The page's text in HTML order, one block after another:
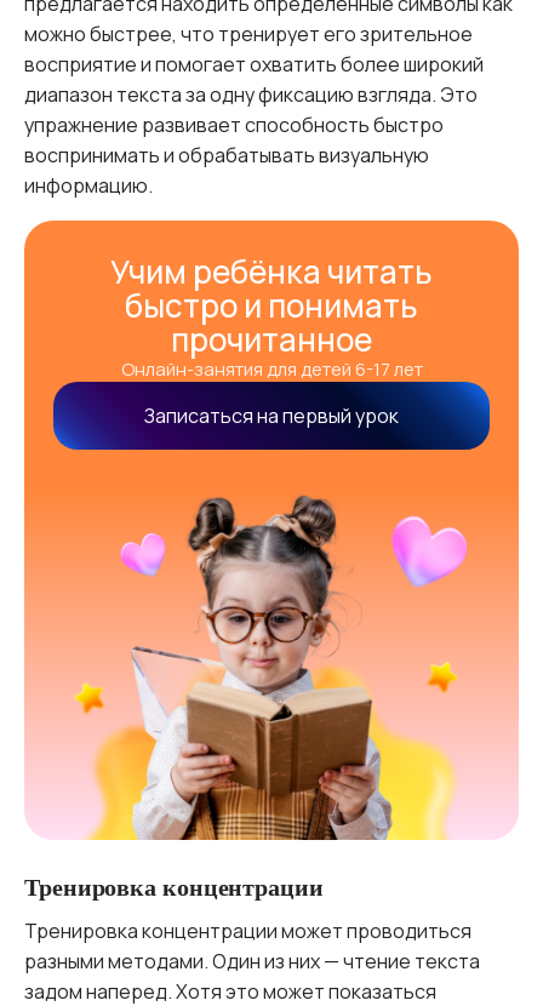
можно быстрее, что тренирует его зрительное
восприятие и помогает охватить более широкий
диапазон текста за одну фиксацию взгляда. Это
упражнение развивает способность быстро
воспринимать и обрабатывать визуальную
информацию.
Учим ребёнка читать
быстро и понимать
прочитанное
Онлайн-занятия для детей 6-17 лет
Записаться на первый урок
Тренировка концентрации
Тренировка концентрации может проводиться
разными методами. Один из них — чтение текста
задом наперед. Хотя это может показаться